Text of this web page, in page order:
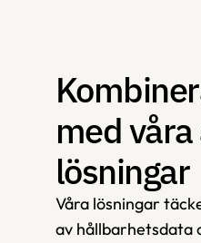
med
lösningar
Våra lösningar
av hållbarhetsdata